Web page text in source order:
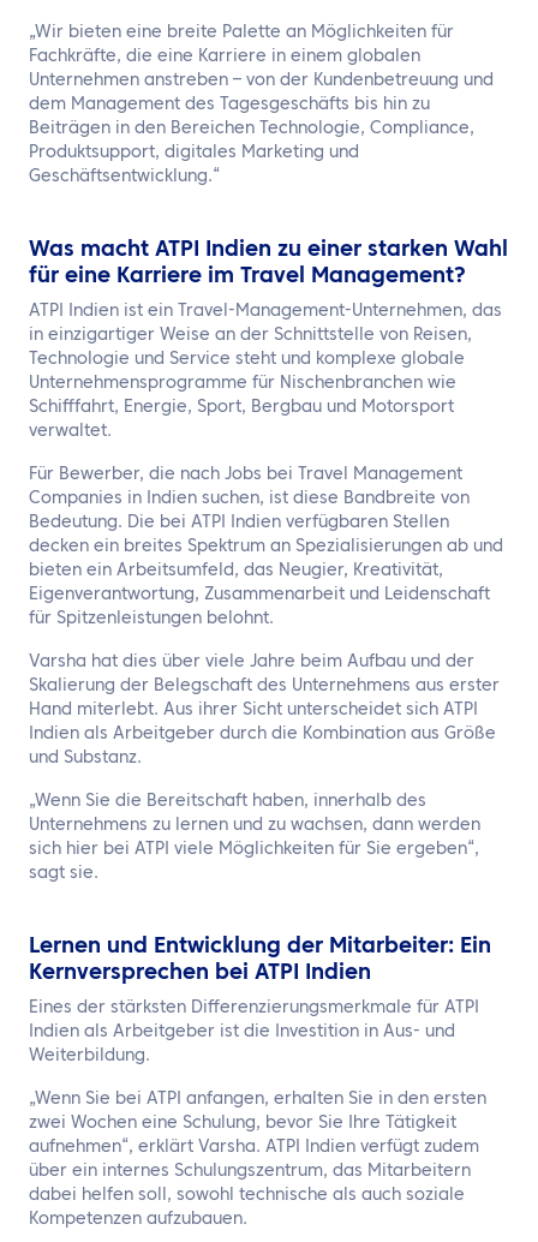
„Wir bieten eine breite Palette an Möglichkeiten für
Fachkräfte, die eine Karriere in einem globalen
Unternehmen anstreben – von der Kundenbetreuung und
dem Management des Tagesgeschäfts bis hin zu
Beiträgen in den Bereichen Technologie, Compliance,
Produktsupport, digitales Marketing und
Geschäftsentwicklung.“
Was macht ATPI Indien zu einer starken Wahl
für eine Karriere im Travel Management?
ATPI Indien ist ein Travel-Management-Unternehmen, das
in einzigartiger Weise an der Schnittstelle von Reisen,
Technologie und Service steht und komplexe globale
Unternehmensprogramme für Nischenbranchen wie
Schifffahrt, Energie, Sport, Bergbau und Motorsport
verwaltet.
Für Bewerber, die nach Jobs bei Travel Management
Companies in Indien suchen, ist diese Bandbreite von
Bedeutung. Die bei ATPI Indien verfügbaren Stellen
decken ein breites Spektrum an Spezialisierungen ab und
bieten ein Arbeitsumfeld, das Neugier, Kreativität,
Eigenverantwortung, Zusammenarbeit und Leidenschaft
für Spitzenleistungen belohnt.
Varsha hat dies über viele Jahre beim Aufbau und der
Skalierung der Belegschaft des Unternehmens aus erster
Hand miterlebt. Aus ihrer Sicht unterscheidet sich ATPI
Indien als Arbeitgeber durch die Kombination aus Größe
und Substanz.
„Wenn Sie die Bereitschaft haben, innerhalb des
Unternehmens zu lernen und zu wachsen, dann werden
sich hier bei ATPI viele Möglichkeiten für Sie ergeben“,
sagt sie.
Lernen und Entwicklung der Mitarbeiter: Ein
Kernversprechen bei ATPI Indien
Eines der stärksten Differenzierungsmerkmale für ATPI
Indien als Arbeitgeber ist die Investition in Aus- und
Weiterbildung.
„Wenn Sie bei ATPI anfangen, erhalten Sie in den ersten
zwei Wochen eine Schulung, bevor Sie Ihre Tätigkeit
aufnehmen“, erklärt Varsha. ATPI Indien verfügt zudem
über ein internes Schulungszentrum, das Mitarbeitern
dabei helfen soll, sowohl technische als auch soziale
Kompetenzen aufzubauen.